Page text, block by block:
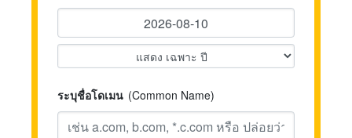
ระบุชื่อโดเมน (Common Name)